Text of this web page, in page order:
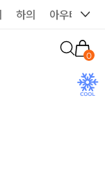
하의 아우터
0